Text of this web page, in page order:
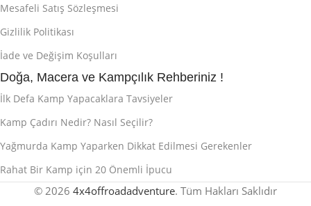
Mesafeli Satış Sözleşmesi
Gizlilik Politikası
İade ve Değişim Koşulları
Doğa, Macera ve Kampçılık Rehberiniz !
İlk Defa Kamp Yapacaklara Tavsiyeler
Kamp Çadırı Nedir? Nasıl Seçilir?
Yağmurda Kamp Yaparken Dikkat Edilmesi Gerekenler
Rahat Bir Kamp için 20 Önemli İpucu
© 2026 4x4offroadadventure. Tüm Hakları Saklıdır